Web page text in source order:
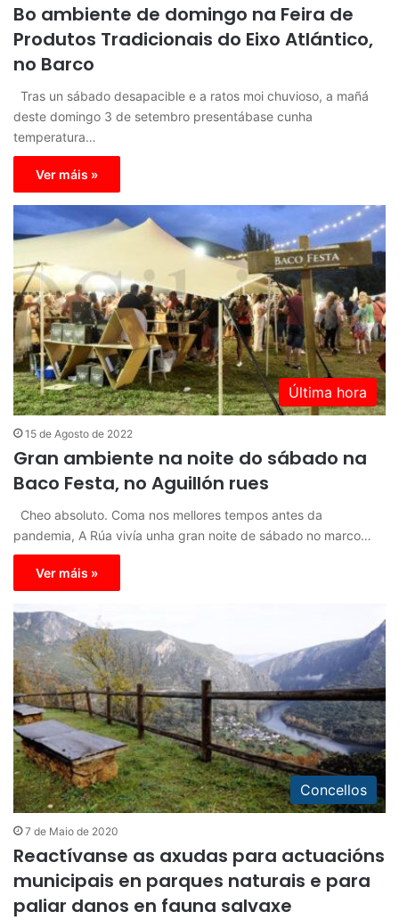
Bo ambiente de domingo na Feira de
Produtos Tradicionais do Eixo Atlántico,
no Barco
Tras un sábado desapacible e a ratos moi chuvioso, a mañá
deste domingo 3 de setembro presentábase cunha
temperatura…
Ver máis »
Última hora
15 de Agosto de 2022
Gran ambiente na noite do sábado na
Baco Festa, no Aguillón rues
Cheo absoluto. Coma nos mellores tempos antes da
pandemia, A Rúa vivía unha gran noite de sábado no marco…
Ver máis »
Concellos
7 de Maio de 2020
Reactívanse as axudas para actuacións
municipais en parques naturais e para
paliar danos en fauna salvaxe